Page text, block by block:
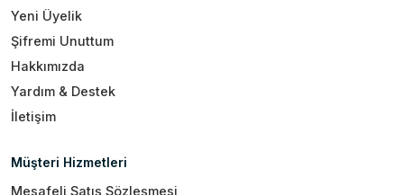
Yeni Üyelik
Şifremi Unuttum
Hakkımızda
Yardım & Destek
İletişim
Müşteri Hizmetleri
Mesafeli Satış Sözleşmesi